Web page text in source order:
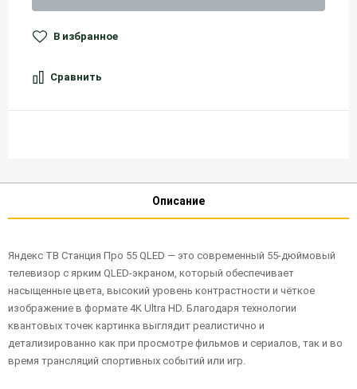
В избранное
Сравнить
Описание
Яндекс ТВ Станция Про 55 QLED — это современный 55-дюймовый
телевизор с ярким QLED-экраном, который обеспечивает
насыщенные цвета, высокий уровень контрастности и чёткое
изображение в формате 4K Ultra HD. Благодаря технологии
квантовых точек картинка выглядит реалистично и
детализированно как при просмотре фильмов и сериалов, так и во
время трансляций спортивных событий или игр.